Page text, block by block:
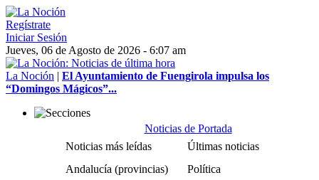
Regístrate
Iniciar Sesión
Jueves, 06 de Agosto de 2026 - 6:07 am
La Noción | El Ayuntamiento de Fuengirola impulsa los
“Domingos Mágicos”...
Noticias de Portada
Noticias más leídas
Últimas noticias
Andalucía (provincias)
Política